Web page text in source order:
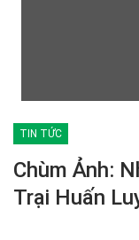
TIN TỨC
Chùm Ảnh:
Trại Huấn